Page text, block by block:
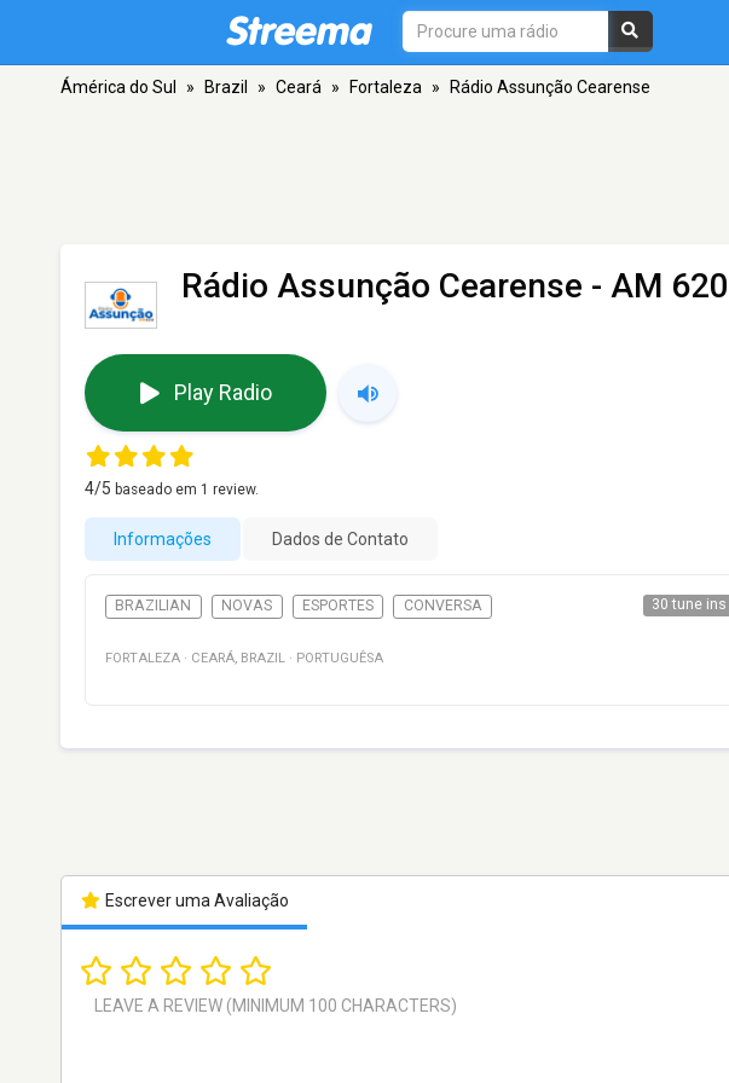
Ámérica do Sul » Brazil » Ceará » Fortaleza » Rádio Assunção Cearense
Rádio Assunção Cearense - AM
Play Radio
4/5 baseado em 1 review.
Informações Dados de Contato
BRAZILIAN NOVAS ESPORTES CONVERSA 30 tune ins
FORTALEZA · CEARÁ, BRAZIL · PORTUGUÊSA
Escrever uma Avaliação